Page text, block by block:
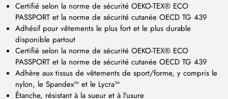
Certifié selon la norme de sécurité OEKO-TEX® ECO
PASSPORT et la norme de sécurité cutanée OECD TG 439
Adhésif pour vêtements le plus fort et le plus durable
disponible partout
Certifié selon la norme de sécurité OEKO-TEX® ECO
PASSPORT et la norme de sécurité cutanée OECD TG 439
Adhère aux tissus de vêtements de sport/forme, y compris le
nylon, le Spandex™ et le Lycra™
Étanche, résistant à la sueur et à l'usure